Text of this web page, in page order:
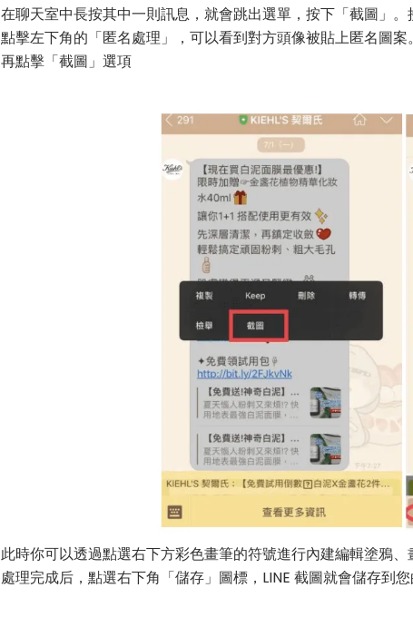
在聊天室中長按其中一則訊息，就會跳出選單，按下「截圖」。
點擊左下角的「匿名處理」，可以看到對方頭像被貼上匿名圖案。
再點擊「截圖」選項
此時你可以透過點選右下方彩色畫筆的符號進行內建編輯塗鴉、
處理完成后，點選右下角「儲存」圖標，LINE 截圖就會儲存到您